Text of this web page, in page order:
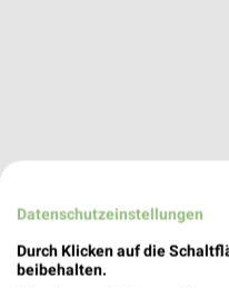
Datenschutzeinstellungen
Durch Klicken auf die
beibehalten.